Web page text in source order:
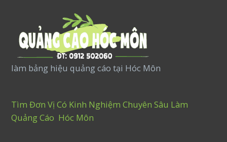
làm bảng hiệu quảng cáo tại Hóc Môn
Tìm Đơn Vị Có Kinh Nghiệm Chuyên Sâu Làm
Quảng Cáo Hóc Môn